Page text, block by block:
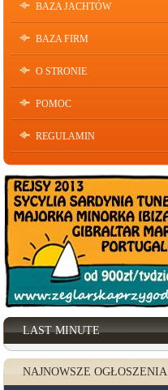
BAZA JACHTÓW
BAZA FIRM
O STRONIE
POMOC
REGULAMIN
LAST MINUTE
NAJNOWSZE OGŁOSZENIA